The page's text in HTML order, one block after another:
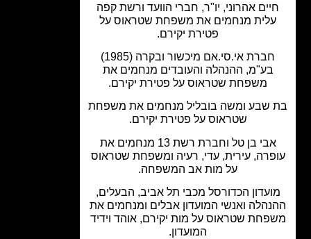
אהרוני, יו"ר, חברי הוועד ורשת קפה
מנחמים את משפחת שטראוס על
פטירת יקירם.
חברת אי.סי.אם מיכשור ובקרה (1985)
בע"מ, ההנהלה והעובדים מנחמים את
משפחת שטראוס על פטירת יקירם.
שבע ומשה בובליל מנחמים את משפחת
שטראוס על פטירת יקירם.
אבי בן טל וחברת רשת 13 מנחמים את
עירית, עדי, רעיה ומשפחת שטראוס
על מות אב המשפחה.
הכדורסל מכבי תל אביב, הבעלים,
ואנשי המועדון אבלים ומנחמים את
שטראוס על מות יקירם, אוהד וידיד
המועדון.